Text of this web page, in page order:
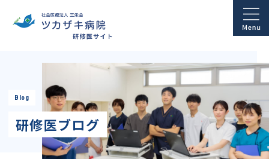
Blog
研修医ブログ